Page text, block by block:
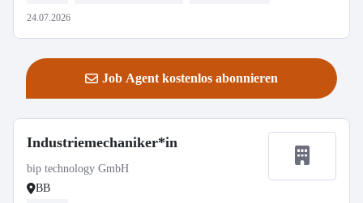
24.07.2026
Job Agent kostenlos abonnieren
Industriemechaniker*in
bip technology GmbH
BB